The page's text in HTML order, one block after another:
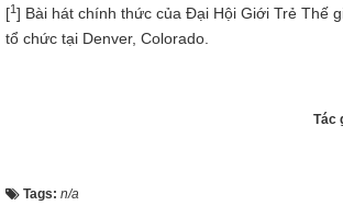
[1] Bài hát chính thức của Đại Hội Giới Trẻ Thế
tổ chức tại Denver, Colorado.
Tác
Tags: n/a